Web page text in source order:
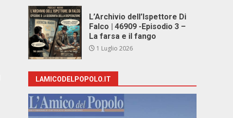
L’Archivio dell’Ispettore Di
Falco | 46909 -Episodio 3 –
La farsa e il fango
1 Luglio 2026
LAMICODELPOPOLO.IT